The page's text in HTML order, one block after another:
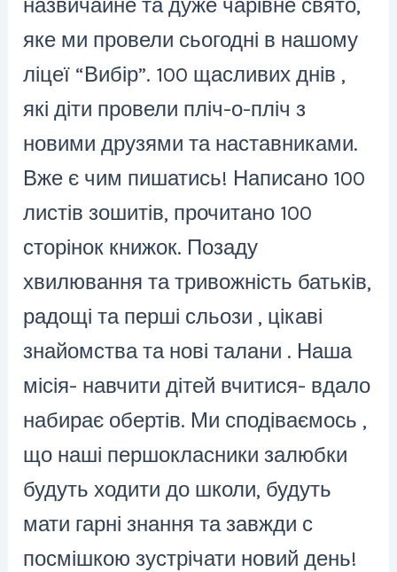
назвичайне та дуже чарівне свято,
яке ми провели сьогодні в нашому
ліцеї “Вибір”. 100 щасливих днів ,
які діти провели пліч-о-пліч з
новими друзями та наставниками.
Вже є чим пишатись! Написано 100
листів зошитів, прочитано 100
сторінок книжок. Позаду
хвилювання та тривожність батьків,
радощі та перші сльози , цікаві
знайомства та нові талани . Наша
місія- навчити дітей вчитися- вдало
набирає обертів. Ми сподіваємось ,
що наші першокласники залюбки
будуть ходити до школи, будуть
мати гарні знання та завжди с
посмішкою зустрічати новий день!